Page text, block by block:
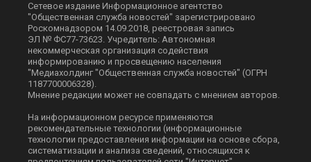
Сетевое издание Информационное агентство
"Общественная служба новостей" зарегистрировано
Роскомнадзором 14.09.2018, реестровая запись
ЭЛ № ФС77-73623. Учредитель: Автономная
некоммерческая организация содействия
информированию и просвещению населения
"Медиахолдинг "Общественная служба новостей" (ОГРН
1187700006328).
Мнение редакции может не совпадать с мнением авторов.
На информационном ресурсе применяются
рекомендательные технологии (информационные
технологии предоставления информации на основе сбора,
систематизации и анализа сведений, относящихся к